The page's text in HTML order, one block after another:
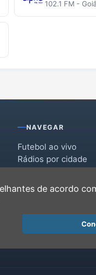
102.1 FM -
NAVEGAR
Futebol ao vivo
Rádios por cidade
Favoritasde acordo